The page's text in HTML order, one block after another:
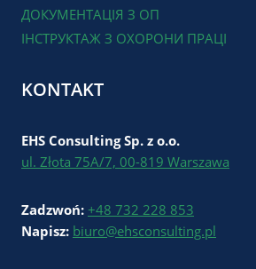
ДОКУМЕНТАЦІЯ З ОП
ІНСТРУКТАЖ З ОХОРОНИ ПРАЦІ
KONTAKT
EHS Consulting Sp. z o.o.
ul. Złota 75A/7, 00-819 Warszawa
Zadzwoń: +48 732 228 853
Napisz: biuro@ehsconsulting.pl